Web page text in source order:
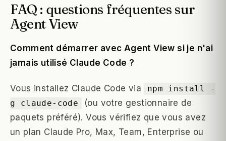
FAQ : questions fréquentes sur
Agent View
Comment démarrer avec Agent View si je n'ai
jamais utilisé Claude Code ?
Vous installez Claude Code via
npm install -
g claude-code
(ou votre gestionnaire de
paquets préféré). Vous vérifiez que vous avez
un plan Claude Pro, Max, Team, Enterprise ou